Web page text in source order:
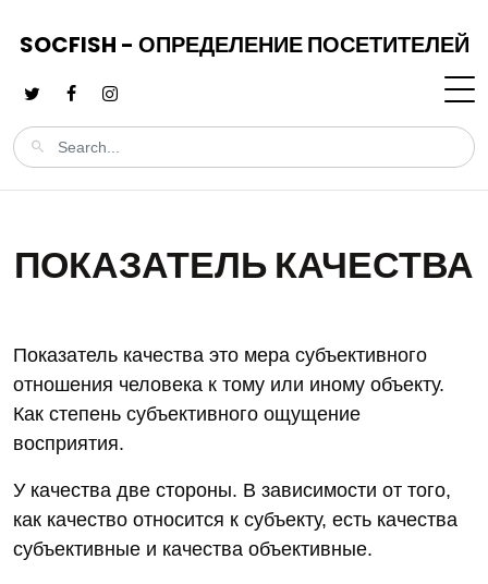
SOCFISH - ОПРЕДЕЛЕНИЕ ПОСЕТИТЕЛЕЙ
ПОКАЗАТЕЛЬ КАЧЕСТВА
Показатель качества это мера субъективного
отношения человека к тому или иному объекту.
Как степень субъективного ощущение
восприятия.
У качества две стороны. В зависимости от того,
как качество относится к субъекту, есть качества
субъективные и качества объективные.